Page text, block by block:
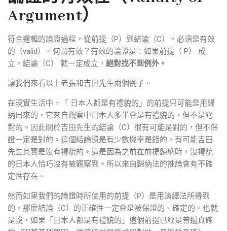
Argument）
符合邏輯的論證過程，從前提（P）到結論（C），必須是有效
的（valid）。何謂有效？有效的論證是：如果前提（ P） 成
立，結論（C） 就一定成立， 絕對找不到例外。
讓我們來看以上老張和吉田先生兩個例子。
在現實生活中，「 日本人都是有禮貌的」的前提只可能是用歸
納出來的，它來自觀察中日本人多半會是有禮貌的，但不是絕
對的。因此關於吉田先生的結論（C）很有可能是對的，但不保
證一定是對的。這個結論還是有少數機率是錯的，有可能吉田
先生其實是沒有禮貌的。這是因為之前在前提歸納時，沒禮貌
的日本人恰巧沒有被觀察到。所以來自歸納法的推論會有不確
定性存在。
然而如果我們的論證時所使用的前提（P）是用演繹法所得到
的，那麼結論（C）的正確性一定會是被保證的、確定的。也就
是說，如果「日本人都是有禮貌的」這個前提已經是普遍真確